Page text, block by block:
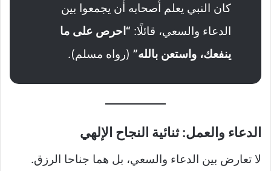
كان النبي يعلم أصحابه أن يجمعوا بين
الدعاء والسعي، قائلًا: “احرص على ما
ينفعك، واستعن بالله” (رواه مسلم).
الدعاء والعمل: ثنائية النجاح الإلهي
لا تعارض بين الدعاء والسعي، بل هما جناحا الرزق.